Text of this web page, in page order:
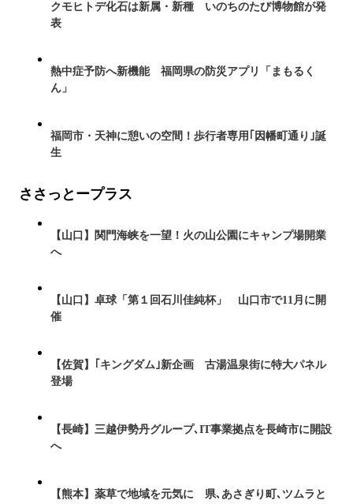
クモヒトデ化石は新属・新種 いのちのたび博物館が発
表
熱中症予防へ新機能 福岡県の防災アプリ「まもるく
ん」
福岡市・天神に憩いの空間！歩行者専用｢因幡町通り｣誕
生
ささっとープラス
【山口】関門海峡を一望！火の山公園にキャンプ場開業
へ
【山口】卓球「第１回石川佳純杯」 山口市で11月に開
催
【佐賀】｢キングダム｣新企画 古湯温泉街に特大パネル
登場
【長崎】三越伊勢丹グループ､IT事業拠点を長崎市に開設
へ
【熊本】薬草で地域を元気に 県､あさぎり町､ツムラと